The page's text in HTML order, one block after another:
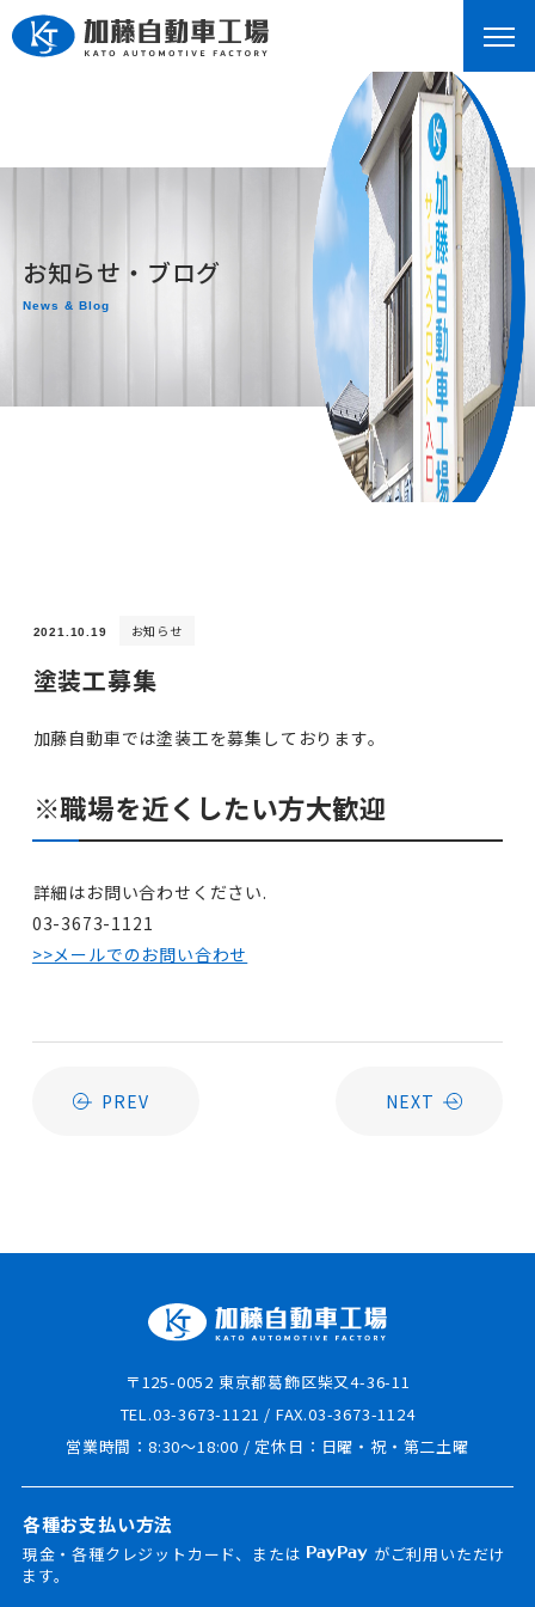
お知らせ・ブログ
2021.10.19 お知らせ
塗装工募集
加藤自動車では塗装工を募集しております。
※職場を近くしたい方大歓迎
詳細はお問い合わせください.
03-3673-1121
>>メールでのお問い合わせ
PREV NEXT
〒125-0052 東京都葛飾区柴又4-36-11
TEL.03-3673-1121 / FAX.03-3673-1124
営業時間：8:30～18:00 / 定休日：日曜・祝・第二土曜
各種お支払い方法
現金・各種クレジットカード、または
がご利用いただけ
ます。